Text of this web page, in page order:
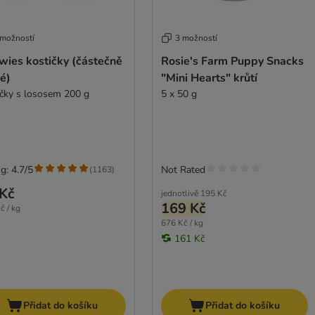
kostičky (částečně
s lososem 200 g
/ kg
4.7/5 (1163)
Přidat do košíku
3 možností
Rosie's Farm Puppy Snacks
"Mini Hearts" krůtí
5 x 50 g
jednotlivě 195 Kč
169 Kč
676 Kč / kg
161 Kč
Not Rated
Přidat do košíku